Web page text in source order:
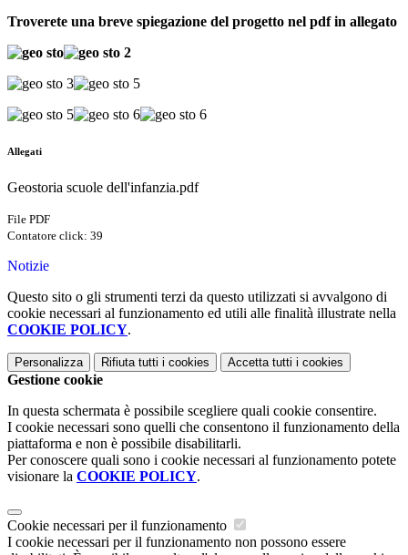
Troverete una breve spiegazione del progetto nel pdf in allegato
Allegati
Geostoria scuole dell'infanzia.pdf
File PDF
Contatore click: 39
Notizie
Questo sito o gli strumenti terzi da questo utilizzati si avvalgono di
cookie necessari al funzionamento ed utili alle finalità illustrate nella
COOKIE POLICY.
Personalizza Rifiuta tutti i cookies Accetta tutti i cookies
Gestione cookie
In questa schermata è possibile scegliere quali cookie consentire.
I cookie necessari sono quelli che consentono il funzionamento della
piattaforma e non è possibile disabilitarli.
Per conoscere quali sono i cookie necessari al funzionamento potete
visionare la COOKIE POLICY.
Cookie necessari per il funzionamento
I cookie necessari per il funzionamento non possono essere